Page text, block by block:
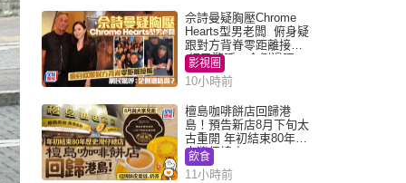
佘詩曼疑胸壓Chrome
Hearts型男老闆 俯身疑
跟對方背脊零距離接觸
網民驚呼：企側邊唔
得？
影視圈
10小時前
檀島咖啡餅店回歸港
島！預告新店8月下旬太
古重開 年初結束80年歷
史灣仔總店
飲食
11小時前